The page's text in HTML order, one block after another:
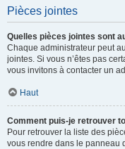
Pièces jointes
Quelles pièces jointes sont
Chaque administrateur peut
jointes. Si vous n’êtes pas
vous invitons à contacter un
Haut
Comment puis-je retrouver
Pour retrouver la liste des
vous rendre dans le panneau